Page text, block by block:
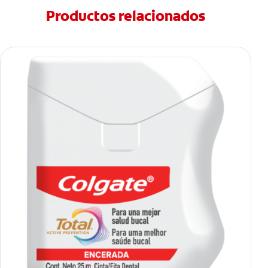
Productos relacionados